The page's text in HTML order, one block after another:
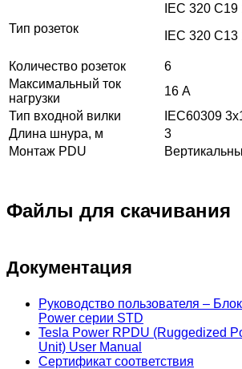
Тип розеток
IEC 320 C19
IEC 320 C13
Количество розеток
6
Максимальный ток
нагрузки
16 А
Тип входной вилки
IEC60309
Длина шнура, м
3
Монтаж PDU
Файлы для скачивания
Документация
Руководство пользователя –
Power серии STD
Tesla Power RPDU (Ruggedized
Unit) User Manual
Сертификат соответствия